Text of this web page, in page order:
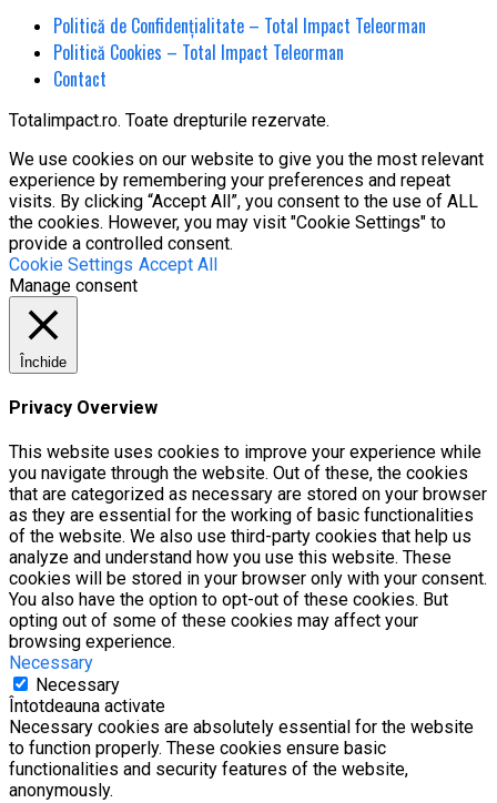
Politică de Confidențialitate – Total Impact Teleorman
Politică Cookies – Total Impact Teleorman
Contact
Totalimpact.ro. Toate drepturile rezervate.
We use cookies on our website to give you the most relevant
experience by remembering your preferences and repeat
visits. By clicking “Accept All”, you consent to the use of ALL
the cookies. However, you may visit "Cookie Settings" to
provide a controlled consent.
Cookie Settings Accept All
Manage consent
Închide
Privacy Overview
This website uses cookies to improve your experience while
you navigate through the website. Out of these, the cookies
that are categorized as necessary are stored on your browser
as they are essential for the working of basic functionalities
of the website. We also use third-party cookies that help us
analyze and understand how you use this website. These
cookies will be stored in your browser only with your consent.
You also have the option to opt-out of these cookies. But
opting out of some of these cookies may affect your
browsing experience.
Necessary
Necessary
Întotdeauna activate
Necessary cookies are absolutely essential for the website
to function properly. These cookies ensure basic
functionalities and security features of the website,
anonymously.